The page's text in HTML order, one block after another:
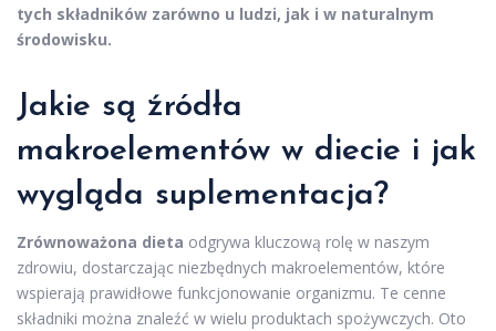
tych składników zarówno u ludzi, jak i w naturalnym
środowisku.
Jakie są źródła
makroelementów w diecie i jak
wygląda suplementacja?
Zrównoważona dieta odgrywa kluczową rolę w naszym
zdrowiu, dostarczając niezbędnych makroelementów, które
wspierają prawidłowe funkcjonowanie organizmu. Te cenne
składniki można znaleźć w wielu produktach spożywczych. Oto